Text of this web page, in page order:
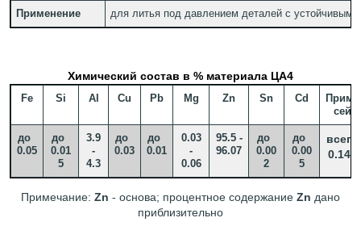
Применение для литья под давлением деталей с
Химический состав в % материала ЦА4
Fe Si Al Cu Pb Mg Zn Sn Cd
Приме
сей
до
0.05
до
0.01
5
3.9
-
4.3
до
0.03
до
0.01
0.03
-
0.06
95.5 -
96.07
до
0.00
2
до
0.00
5
всего
0.142
Примечание: Zn - основа; процентное содержание Zn дано
приблизительно